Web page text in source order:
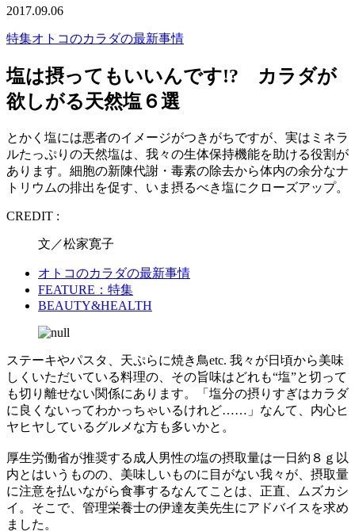
2017.09.06
特集オトコのカラダの最新事情
塩は摂ってもいいんです!? カラダが
欲しがる天然塩６選
とかく塩には悪者のイメージがつきがちですが、実はミネラ
ルたっぷりの天然塩は、我々の生体保持機能を助ける役割が
あります。細胞の新陳代謝・毒素の除去から体内の余分なナ
トリウムの排出を促す、いま摂るべき塩にクローズアップ。
CREDIT :
文／松家寛子
オトコのカラダの最新事情
FEATURE：特集
BEAUTY&HEALTH
ステーキやパスタ、天ぷらに焼き鳥etc. 我々が日頃から美味
しくいただいている料理の、その旨味はどれも“塩”と切って
も切り離せない関係にあります。「塩分の摂りすぎはカラダ
に良くないってわかっちゃいるけれど……」なんて、内心ヒ
ヤヒヤしているグルメな方も多いかと。
厚生労働省が推奨する成人男性の塩の摂取量は一日約８ｇ以
内とはいうものの、美味しいものに目がない我々が、摂取量
に注意を払いながら食事するなんてことは、正直、ムズカシ
イ。そこで、管理栄養士の伊達友美先生にアドバイスを求め
ました。